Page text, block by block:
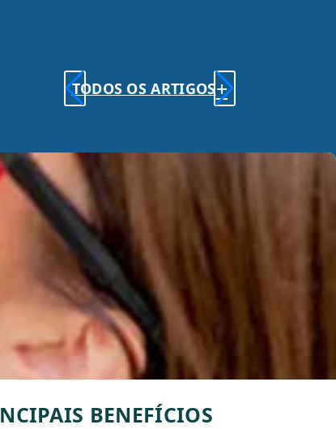
TODOS OS ARTIGOS+
BENEFÍCIOS